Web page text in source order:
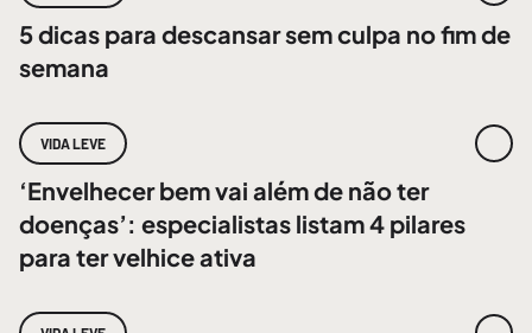
5 dicas para descansar sem culpa no fim de
semana
VIDA LEVE
‘Envelhecer bem vai além de não ter
doenças’: especialistas listam 4 pilares
para ter velhice ativa